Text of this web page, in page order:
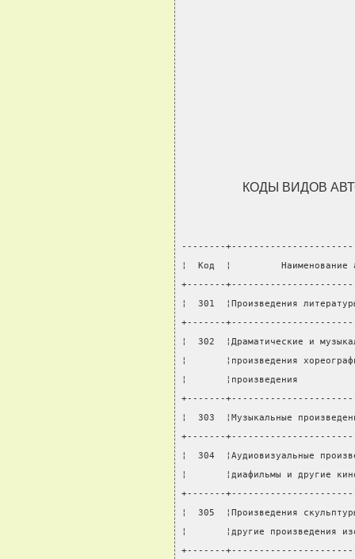
КОДЫ ВИДОВ
--------
¦  Код  ¦         Наименование
+-------
¦  301  ¦Произведения
+-------
¦  302  ¦Драматические и
¦       ¦произведения
¦       ¦произведения
+-------
¦  303  ¦Музыкальные
+-------
¦  304  ¦Аудиовизуальные
¦       ¦диафильмы и другие
+-------
¦  305  ¦Произведения
¦       ¦другие произведения
+-------